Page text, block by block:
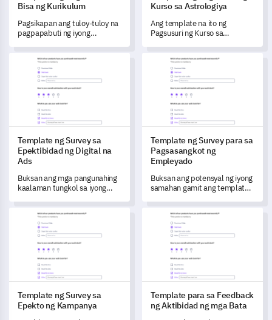
Bisa ng Kurikulum
Pagsikapan ang tuloy-tuloy na
pagpapabuti ng iyong
ang espesyal na template na
idinisenyo upang suriin ang
bisa ng iyong kurikulum.
Kurso sa Astrologiya
Ang template na ito ng
Pagsusuri ng Kurso sa
daan sa iyo upang sukatin ang
bisa ng iyong nilalaman ng
kurso at paghahatid, at
maunawaan ang pakikilahok
ng mga estudyante upang
mapabuti ang kabuuang
karanasan sa pag-aaral.
Template ng Survey sa Epektibidad ng Digital na Ads
Template ng Survey sa
Epektibidad ng Digital na
Ads
Buksan ang mga pangunahing
kaalaman tungkol sa iyong
gamit ang template na ito, na
nagbibigay-daan sa iyo upang
sukatin ang bisa nito.
Template ng Survey para sa
Template ng Survey para sa
Pagsasangkot ng
Empleyado
Buksan ang potensyal ng iyong
samahan gamit ang template
Pagsasangkot ng Empleyado,
Template ng Survey sa Epekto ng Kampanya
Template ng Survey sa
Epekto ng Kampanya
Template para sa Feedback
Template para sa Feedback
ng Aktibidad ng mga Bata